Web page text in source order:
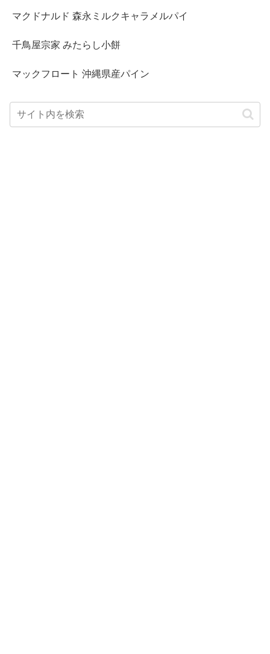
マクドナルド 森永ミルクキャラメルパイ
千鳥屋宗家 みたらし小餅
マックフロート 沖縄県産パイン